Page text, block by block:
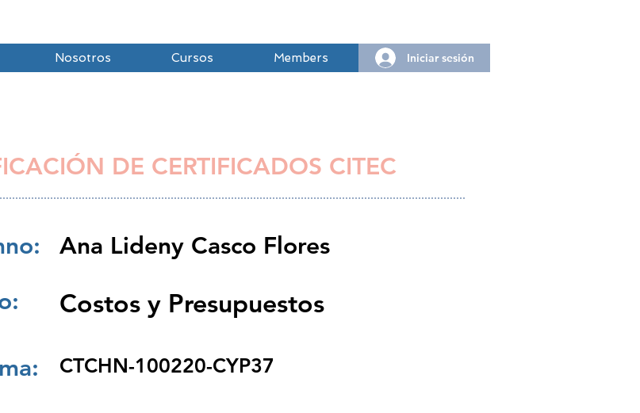
Nosotros Cursos Members Iniciar sesión
DE CERTIFICADOS CITEC
Ana Lideny Casco Flores
Costos y Presupuestos
CTCHN-100220-CYP37